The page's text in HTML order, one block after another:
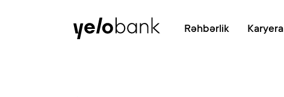
Rəhbərlik Karyera